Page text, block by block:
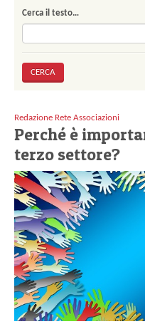
Cerca il testo…
Redazione Rete Associazioni
Perché è
terzo settore?